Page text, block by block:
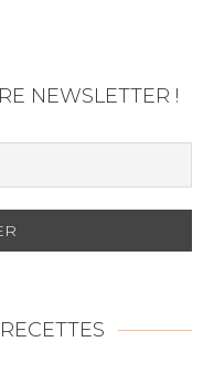
NEWSLETTER !